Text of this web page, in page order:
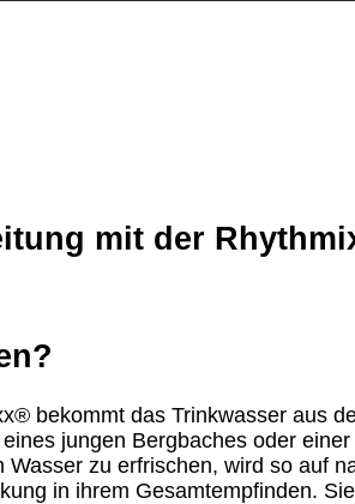
mit der
bekommt das Trinkwasser aus
jungen Bergbaches oder
zu erfrischen, wird so auf
in ihrem Gesamtempfinden.